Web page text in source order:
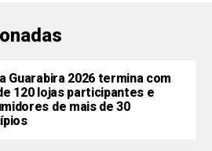
Guarabira 2026 termina com
120 lojas participantes e
de mais de 30